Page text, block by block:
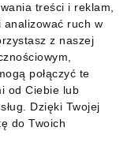
treści i reklam,
analizować ruch w
z naszej
połączyć te
od Ciebie lub
Dzięki Twojej
do Twoich